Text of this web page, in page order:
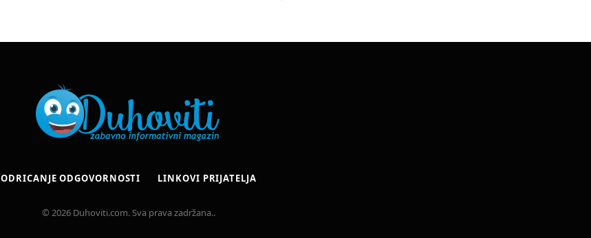
ODRICANJE ODGOVORNOSTI LINKOVI PRIJATELJA
© 2026 Duhoviti.com. Sva prava zadržana..